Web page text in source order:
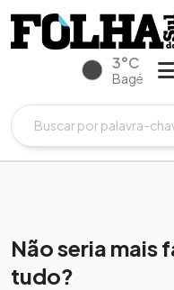
3°C
Bagé
Não seria mais
tudo?